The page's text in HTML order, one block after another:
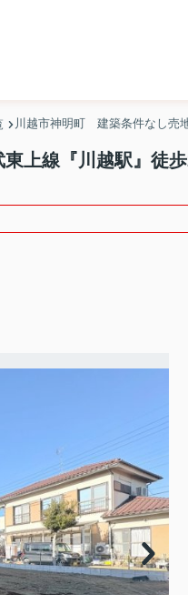
川越市神明町 建築条件なし売
上線『川越駅』徒